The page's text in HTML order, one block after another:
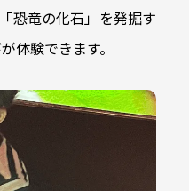
恐竜の化石」を発掘す
体験できます。